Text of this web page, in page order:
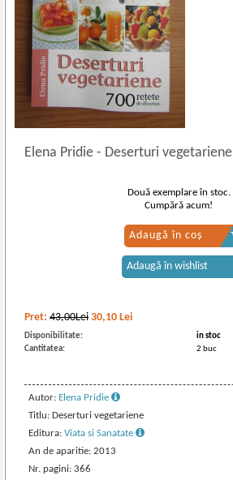
Elena Pridie- Deserturi vegetariene
Pret:43,00Lei 30,10 Lei
Disponibilitate:
in stoc
Cantitatea:
2 buc
Autor: Elena Pridie
Titlu: Deserturi vegetariene
Editura:Viata si Sanatate
An de aparitie: 2013
Nr. pagini: 366
Două exemplare în stoc.
Cumpără acum!
Adaugă în coș
Adaugă în wishlist